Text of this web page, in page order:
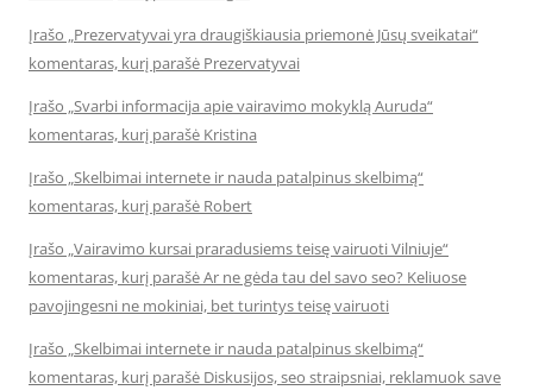
Įrašo „Prezervatyvai yra draugiškiausia priemonė Jūsų sveikatai“
komentaras, kurį parašė Prezervatyvai
Įrašo „Svarbi informacija apie vairavimo mokyklą Auruda“
komentaras, kurį parašė Kristina
Įrašo „Skelbimai internete ir nauda patalpinus skelbimą“
komentaras, kurį parašė Robert
Įrašo „Vairavimo kursai praradusiems teisę vairuoti Vilniuje“
komentaras, kurį parašė Ar ne gėda tau del savo seo? Keliuose
pavojingesni ne mokiniai, bet turintys teisę vairuoti
Įrašo „Skelbimai internete ir nauda patalpinus skelbimą“
komentaras, kurį parašė Diskusijos, seo straipsniai, reklamuok save